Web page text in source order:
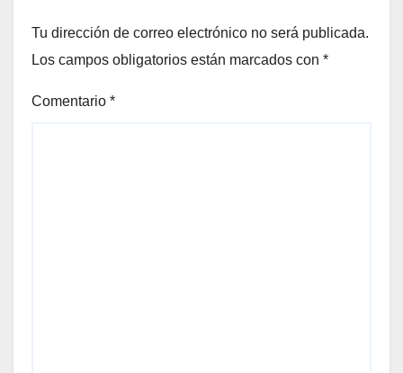
Tu dirección de correo electrónico no será publicada.
Los campos obligatorios están marcados con *
Comentario *